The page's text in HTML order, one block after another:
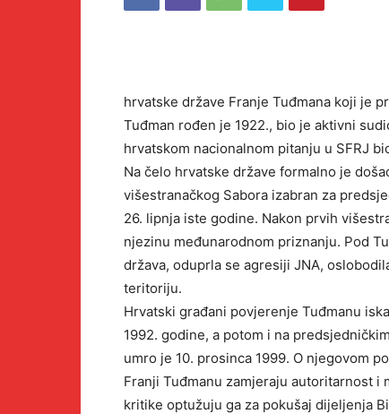
hrvatske države Franje Tuđmana koji je
Tuđman rođen je 1922., bio je aktivni
hrvatskom nacionalnom pitanju u SFRJ
Na čelo hrvatske države formalno je
višestranačkog Sabora izabran za
26. lipnja iste godine. Nakon prvih
njezinu međunarodnom priznanju. Pod
država, oduprla se agresiji JNA,
teritoriju.
Hrvatski građani povjerenje Tuđmanu
1992. godine, a potom i na
umro je 10. prosinca 1999. O njegovom
Franji Tuđmanu zamjeraju autoritarnost i
kritike optužuju ga za pokušaj dijeljenja